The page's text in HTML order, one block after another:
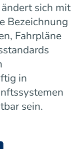
sich mit
Bezeichnung
Fahrpläne
in
sein.